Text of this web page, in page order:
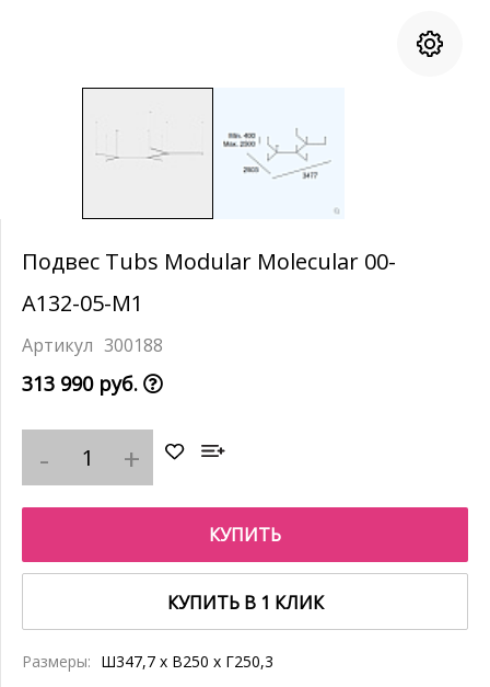
Подвес Tubs Modular Molecular 00-
A132-05-M1
300188
313 990 руб.
КУПИТЬ
КУПИТЬ В 1 КЛИК
Размеры: Ш347,7 x В250 x Г250,3